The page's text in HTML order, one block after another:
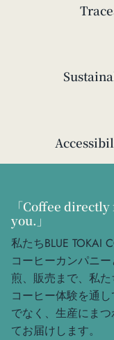
「Coffee
you.」
私たちBLUE TOKAI
コーヒーカンパニ
煎、販売まで、私
コーヒー体験を通
でなく、生産にま
てお届けします。